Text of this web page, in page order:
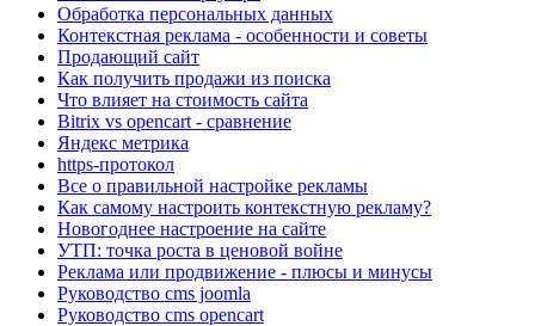
Обработка персональных данных
Контекстная реклама - особенности и советы
Продающий сайт
Как получить продажи из поиска
Что влияет на стоимость сайта
Bitrix vs opencart - сравнение
Яндекс метрика
https-протокол
Все о правильной настройке рекламы
Как самому настроить контекстную рекламу?
Новогоднее настроение на сайте
УТП: точка роста в ценовой войне
Реклама или продвижение - плюсы и минусы
Руководство cms joomla
Руководство cms opencart